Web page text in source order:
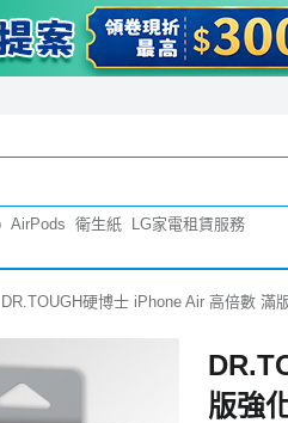
AirPods 衛生紙 LG家電租賃服務
DR.TOUGH硬博士 iPhone Air 高倍數 滿
版強